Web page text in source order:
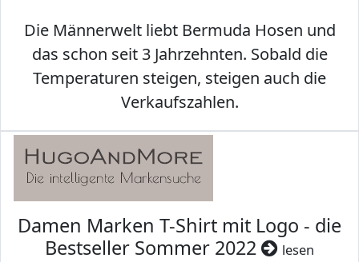
Die Männerwelt liebt Bermuda Hosen und
das schon seit 3 Jahrzehnten. Sobald die
Temperaturen steigen, steigen auch die
Verkaufszahlen.
Damen Marken T-Shirt mit Logo - die
Bestseller Sommer 2022
lesen